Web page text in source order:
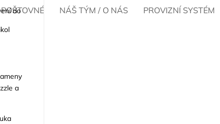
NÁŠ TÝM / O NÁS PROVIZNÍ SYSTÉM
do
a